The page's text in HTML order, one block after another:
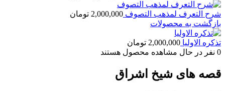
شرح التعرف لمذهب التصوف 2,000,000 تومان
بازگشت به محصولات
تذکره الاولیا 2,000,000 تومان
0 نفر در حال مشاهده محصول هستند
قصه های شیخ اشراق